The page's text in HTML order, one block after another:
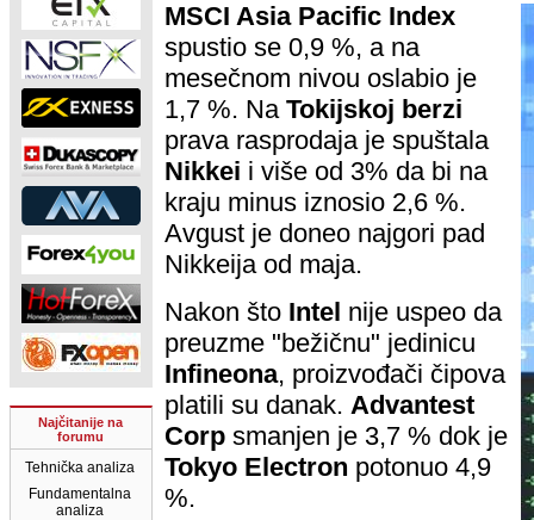
Najčitanije na
forumu
Tehnička analiza
Fundamentalna
analiza
MSCI Asia Pacific Index
spustio se 0,9 %, a na
mesečnom nivou oslabio je
1,7 %. Na Tokijskoj berzi
prava rasprodaja je spuštala
Nikkei i više od 3% da bi na
kraju minus iznosio 2,6 %.
Avgust je doneo najgori pad
Nikkeija od maja.
Nakon što Intel nije uspeo da
preuzme "bežičnu" jedinicu
Infineona, proizvođači čipova
platili su danak. Advantest
Corp smanjen je 3,7 % dok je
Tokyo Electron potonuo 4,9
%.